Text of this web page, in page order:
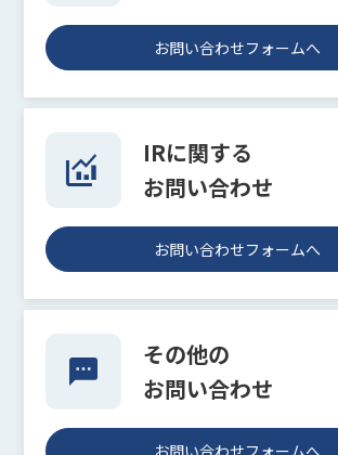
お問い合わせフォームへ
IRに関する
お問い合わせ
お問い合わせフォームへ
その他の
お問い合わせ